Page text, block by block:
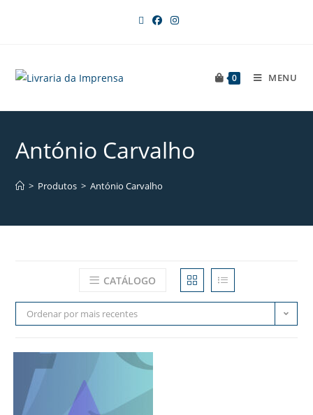
0 MENU
António Carvalho
> Produtos > António Carvalho
CATÁLOGO
Ordenar por mais recentes